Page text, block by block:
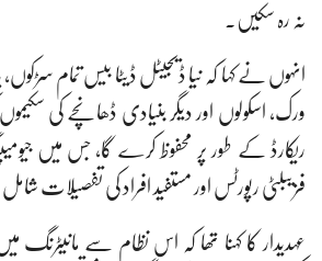
نہ رہ سکیں۔
انہوں نے کہا کہ نیا ڈیجیٹل ڈیٹا بیس تمام
ورک، اسکولوں اور دیگر بنیادی ڈھانچے کی
ریکارڈ کے طور پر محفوظ کرے گا، جس میں
فزیبلٹی رپورٹس اور مستفید افراد کی تفصیلات
عہدیدار کا کہنا تھا کہ اس نظام سے مانیٹرنگ